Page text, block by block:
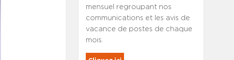
mensuel regroupant nos
communications et les avis de
vacance de postes de chaque
mois.